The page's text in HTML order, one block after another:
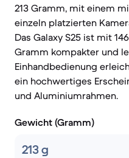
213 Gramm, mit einem
einzeln platzierten
Das Galaxy S25 ist mit
Gramm kompakter und
Einhandbedienung
ein hochwertiges
und Aluminiumrahmen.
Gewicht (Gramm)
213 g